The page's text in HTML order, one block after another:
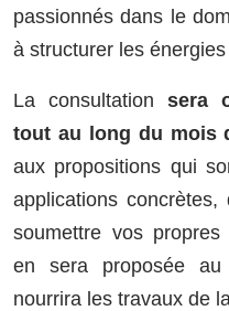
passionnés dans le
à structurer les
La consultation sera
tout au long du mois
aux propositions qui
applications
soumettre vos
en sera proposée
nourrira les travaux de